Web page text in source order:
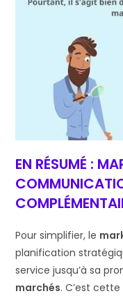
EN RÉSUMÉ :
Pour simplifier, le
planification
service jusqu’à sa
marchés. C’est